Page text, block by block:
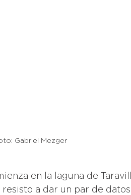
Gabriel Mezger
a dar un par de datos